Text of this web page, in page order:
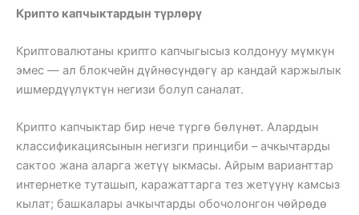
Крипто капчыктардын түрлөрү
Криптовалютаны крипто капчыгысыз колдонуу мүмкүн
эмес — ал блокчейн дүйнөсүндөгү ар кандай каржылык
ишмердүүлүктүн негизи болуп саналат.
Крипто капчыктар бир нече түргө бөлүнөт. Алардын
классификациясынын негизги принциби – ачкычтарды
сактоо жана аларга жетүү ыкмасы. Айрым варианттар
интернетке туташып, каражаттарга тез жетүүнү камсыз
кылат; башкалары ачкычтарды обочолонгон чөйрөдө